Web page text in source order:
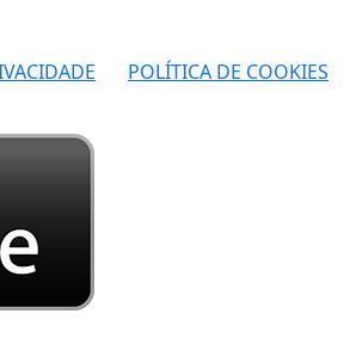
POLÍTICA DE COOKIES